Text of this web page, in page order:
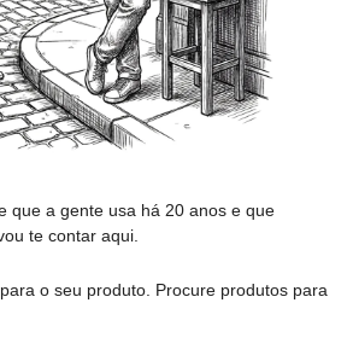
que a gente usa há 20 anos e que
te contar aqui.
o seu produto. Procure produtos para